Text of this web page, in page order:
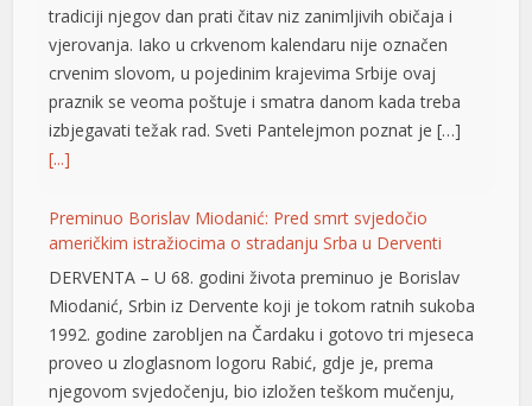
tradiciji njegov dan prati čitav niz zanimljivih običaja i
vjerovanja. Iako u crkvenom kalendaru nije označen
crvenim slovom, u pojedinim krajevima Srbije ovaj
praznik se veoma poštuje i smatra danom kada treba
izbjegavati težak rad. Sveti Pantelejmon poznat je […]
[...]
Preminuo Borislav Miodanić: Pred smrt svjedočio
američkim istražiocima o stradanju Srba u Derventi
DERVENTA – U 68. godini života preminuo je Borislav
Miodanić, Srbin iz Dervente koji je tokom ratnih sukoba
1992. godine zarobljen na Čardaku i gotovo tri mjeseca
proveo u zloglasnom logoru Rabić, gdje je, prema
njegovom svjedočenju, bio izložen teškom mučenju,